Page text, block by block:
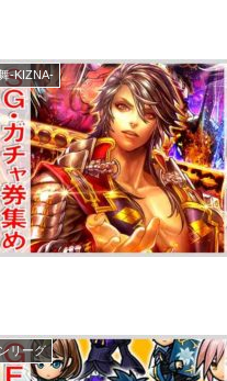
-KIZNA-
リーグ